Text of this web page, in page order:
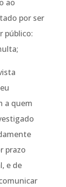
ao
por ser
público:
a quem
prazo
e de